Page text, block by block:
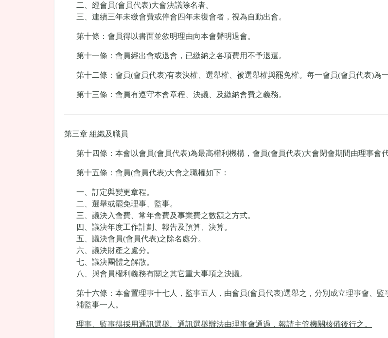
二、經會員(會員代表)大會決議除名者。
三、連續三年未繳會費或停會四年未復會者，視為自動出會。
第十條：會員得以書面並敘明理由向本會聲明退會。
第十一條：會員經出會或退會，已繳納之各項費用不予退還。
第十二條：會員(會員代表)有表決權、選舉權、被選舉權與罷免權。每一會員(會員代表)為
第十三條：會員有遵守本會章程、決議、及繳納會費之義務。
第三章 組織及職員
第十四條：本會以會員(會員代表)為最高權利機構，會員(會員代表)大會閉會期間由理事會
第十五條：會員(會員代表)大會之職權如下：
一、訂定與變更章程。
二、選舉或罷免理事、監事。
三、議決入會費、常年會費及事業費之數額之方式。
四、議決年度工作計劃、報告及預算、決算。
五、議決會員(會員代表)之除名處分。
六、議決財產之處分。
七、議決團體之解散。
八、與會員權利義務有關之其它重大事項之決議。
第十六條：本會置理事十七人，監事五人，由會員(會員代表)選舉之，分別成立理事會、
補監事一人。
理事、監事得採用通訊選舉。通訊選舉辦法由理事會通過，報請主管機關核備後行之。